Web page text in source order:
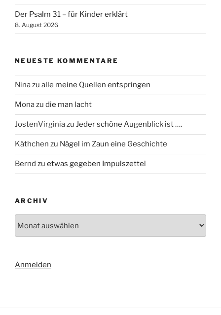
Der Psalm 31 – für Kinder erklärt
8. August 2026
NEUESTE KOMMENTARE
Ninazu alle meine Quellen entspringen
Monazu die man lacht
JostenVirginiazu Jeder schöne Augenblick ist ….
Käthchen zu Nägel im Zaun eine Geschichte
Bernd zu etwas gegeben Impulszettel
ARCHIV
Anmelden